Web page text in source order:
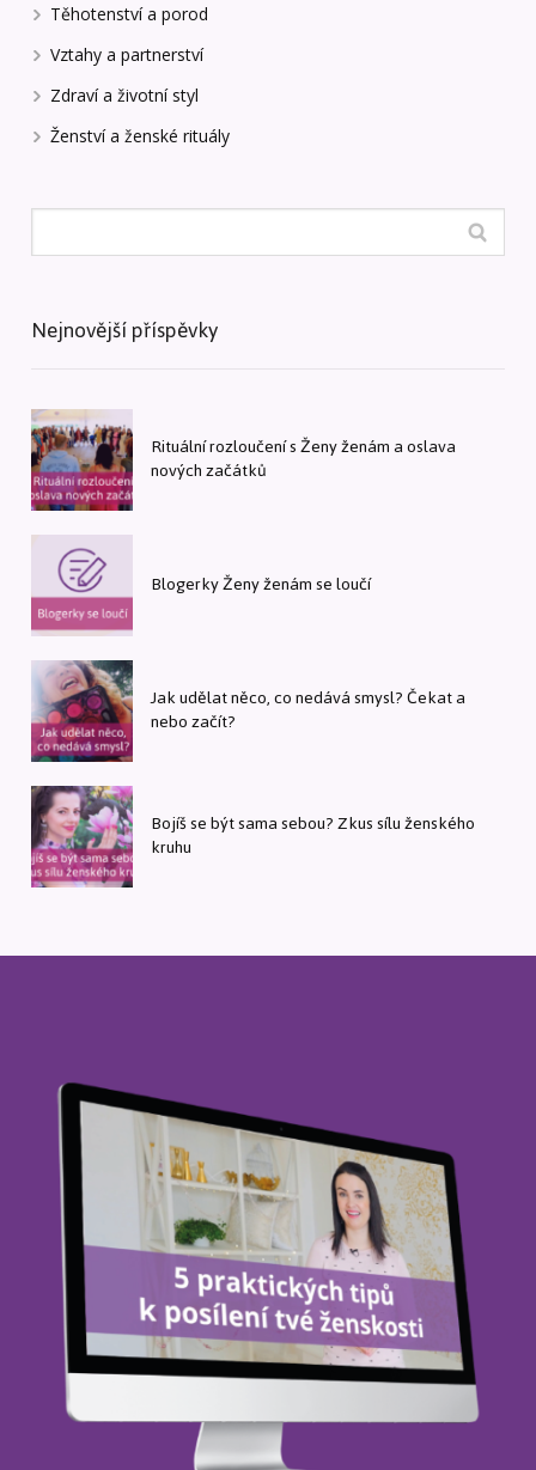
Těhotenství a porod
Vztahy a partnerství
Zdraví a životní styl
Ženství a ženské rituály
Nejnovější příspěvky
Rituální rozloučení s Ženy ženám a oslava
nových začátků
Blogerky Ženy ženám se loučí
Jak udělat něco, co nedává smysl? Čekat a
nebo začít?
Bojíš se být sama sebou? Zkus sílu ženského
kruhu